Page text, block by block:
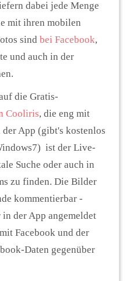
dabei jede Menge
mit ihren mobilen
sind bei Facebook,
und auch in der
die Gratis-
Cooliris, die eng mit
App (gibt's kostenlos
ist der Live-
Suche oder auch in
zu finden. Die Bilder
kommentierbar -
der App angemeldet
Facebook und der
Daten gegenüber